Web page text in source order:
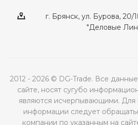
г. Брянск, ул. Бурова,
"Деловые
2012 - 2026 © DG-Trade. Все
сайте, носят сугубо
являются исчерпывающими.
информации следует
компании по указанным на